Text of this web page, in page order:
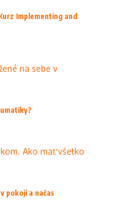
Implementing and
pokoji a načas